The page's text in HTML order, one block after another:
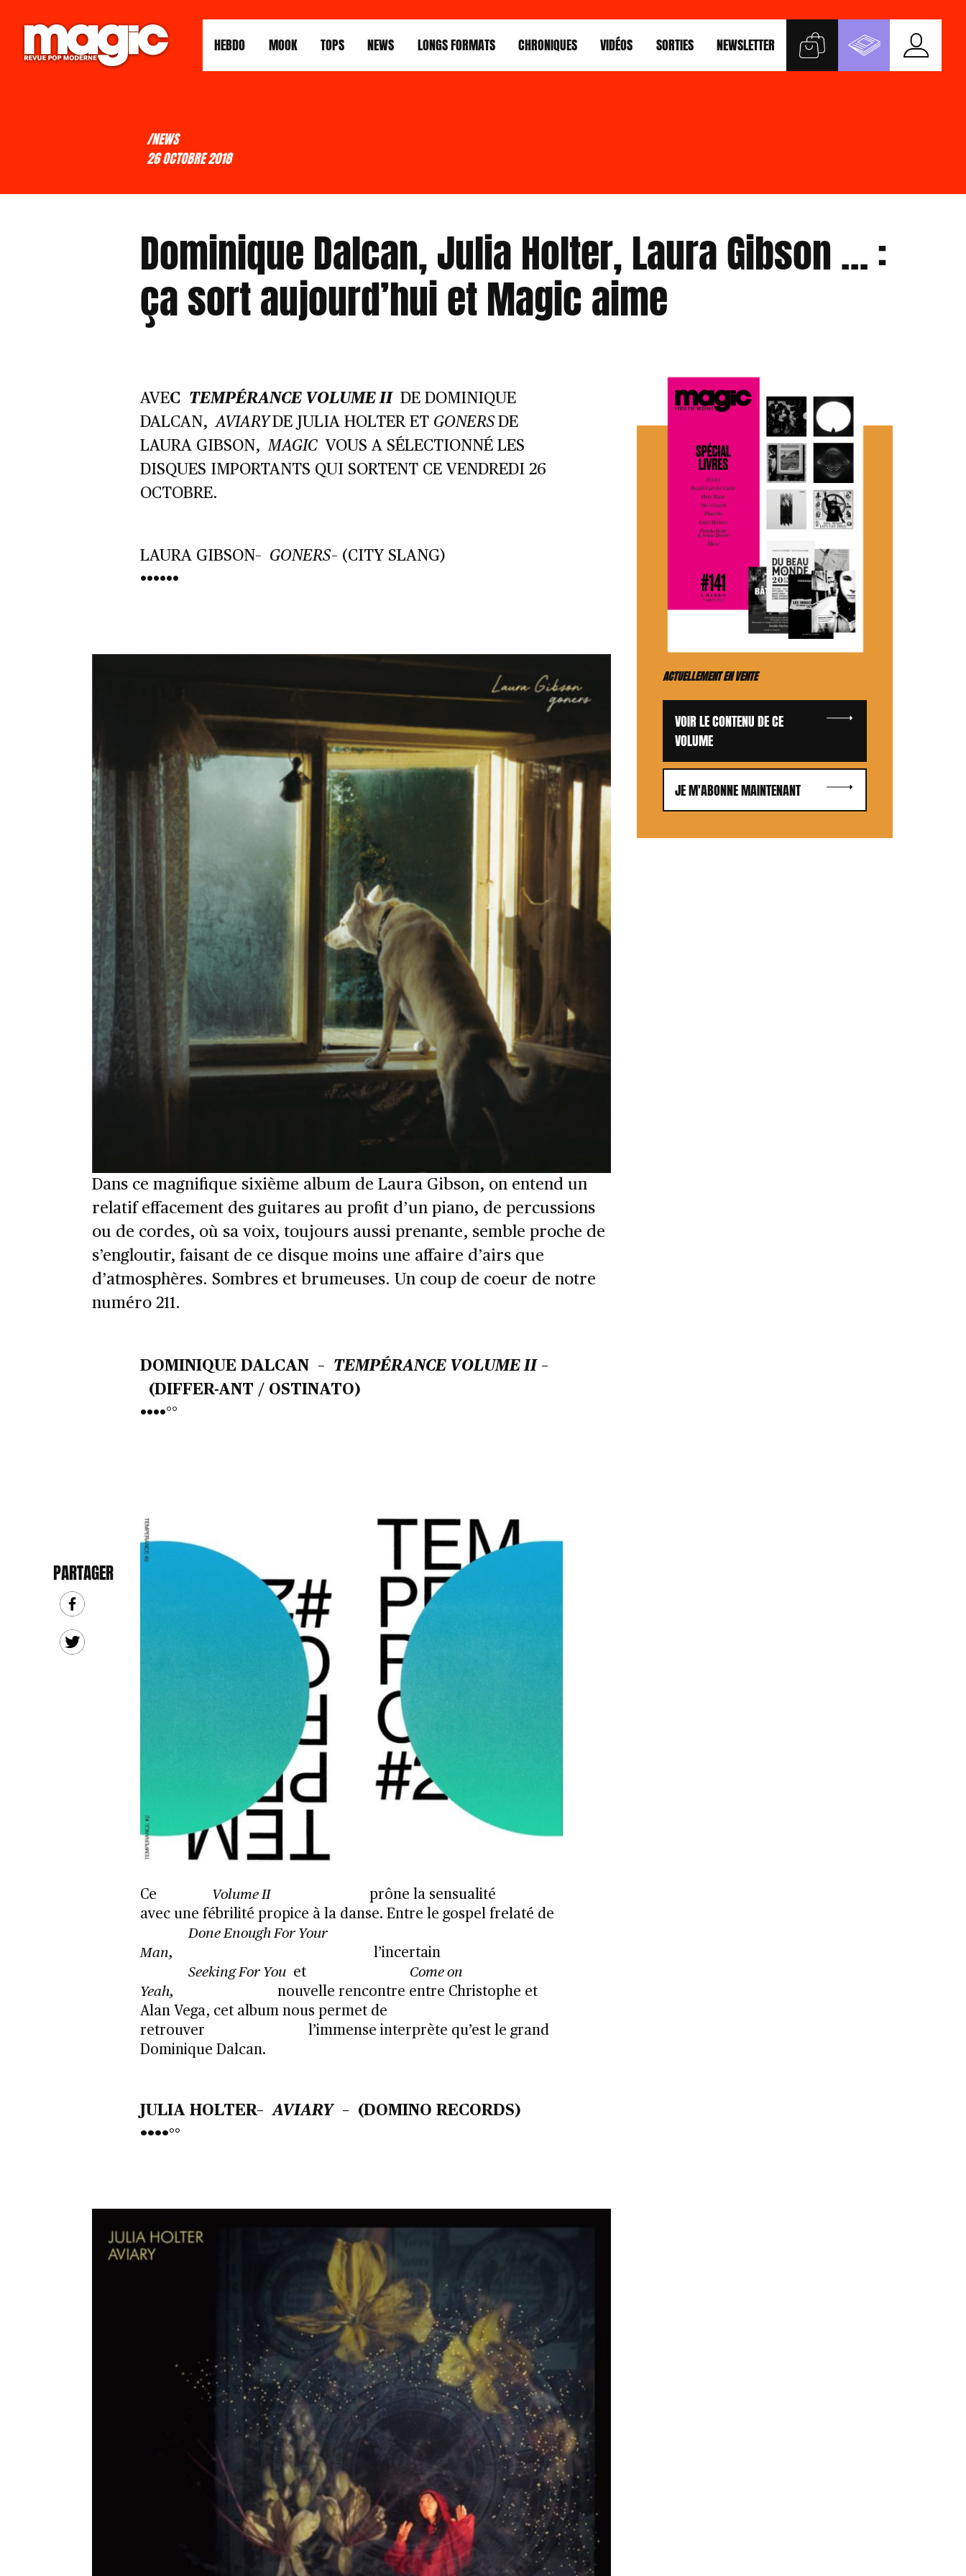
HEBDO MOOK TOPS NEWS LONGS FORMATS CHRONIQUES VIDÉOS SORTIES NEWSLETTER
/NEWS
26 OCTOBRE 2018
Dominique Dalcan, Julia Holter, Laura Gibson … :
ça sort aujourd’hui et Magic aime
PARTAGER
AVEC TEMPÉRANCE VOLUME IIDE DOMINIQUE
DALCAN, AVIARYDE JULIA HOLTER ET GONERS DE
LAURA GIBSON, MAGICVOUS A SÉLECTIONNÉ LES
DISQUES IMPORTANTS QUI SORTENT CE VENDREDI 26
OCTOBRE.
LAURA GIBSON– GONERS– (CITY SLANG)
••••••
Dans ce magnifique sixième album de Laura Gibson, on entend un
relatif effacement des guitares au profit d’un piano, de percussions
ou de cordes, où sa voix, toujours aussi prenante, semble proche de
s’engloutir, faisant de ce disque moins une affaire d’airs que
d’atmosphères. Sombres et brumeuses. Un coup de coeur de notre
numéro 211.
DOMINIQUE DALCAN – TEMPÉRANCE VOLUME II–
(DIFFER-ANT / OSTINATO)
••••°°
Ce Volume II
prône la sensualité
avec une fébrilité propice à la danse. Entre le gospel frelaté de
Done Enough For Your
Man,
l’incertain
Seeking For You et
Come on
Yeah,
nouvelle rencontre entre Christophe et
Alan Vega, cet album nous permet de
retrouver
l’immense interprète qu’est le grand
Dominique Dalcan.
JULIA HOLTER–AVIARY– (DOMINO RECORDS)
••••°°
ACTUELLEMENT EN VENTE
VOIR LE CONTENU DE CE
VOLUME
JE M'ABONNE MAINTENANT